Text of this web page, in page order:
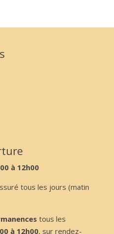
à 12h00
tous les jours (matin
tous les
à 12h00, sur rendez-